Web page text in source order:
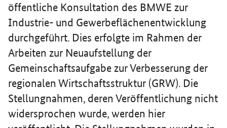
öffentliche Konsultation des BMWE zur
Industrie- und Gewerbeflächenentwicklung
durchgeführt. Dies erfolgte im Rahmen der
Arbeiten zur Neuaufstellung der
Gemeinschaftsaufgabe zur Verbesserung der
regionalen Wirtschaftsstruktur (GRW). Die
Stellungnahmen, deren Veröffentlichung nicht
widersprochen wurde, werden hier